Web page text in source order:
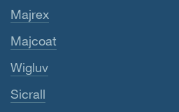
Majrex
Majcoat
Wigluv
Sicrall